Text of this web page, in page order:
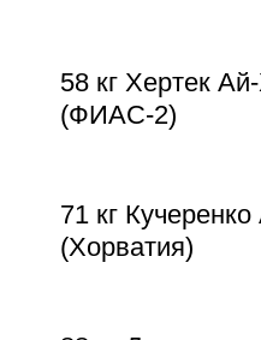
58 кг Хертек
(ФИАС-2)
71 кг
(Хорватия)